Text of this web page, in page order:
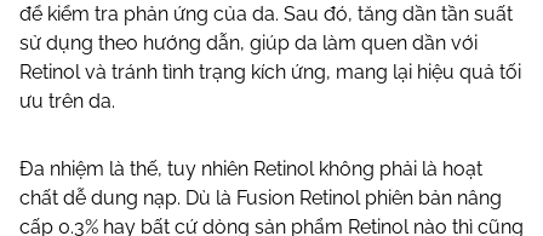
để kiểm tra phản ứng của da. Sau đó, tăng dần tần suất
sử dụng theo hướng dẫn, giúp da làm quen dần với
Retinol và tránh tình trạng kích ứng, mang lại hiệu quả tối
ưu trên da.
Đa nhiệm là thế, tuy nhiên Retinol không phải là hoạt
chất dễ dung nạp. Dù là Fusion Retinol phiên bản nâng
cấp 0.3% hay bất cứ dòng sản phẩm Retinol nào thì cũng